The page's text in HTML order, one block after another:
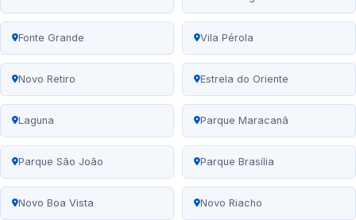
Fonte Grande Vila Pérola
Novo Retiro Estrela do Oriente
Laguna Parque Maracanã
Parque São João Parque Brasília
Novo Boa Vista Novo Riacho